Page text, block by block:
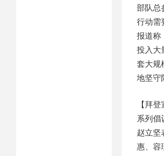
部队总
行动需
报道称
投入大
套大规
地坚守
【拜
系列倡
赵立坚
惠、容